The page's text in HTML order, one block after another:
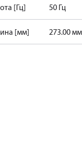
[Гц] 50 Гц
[мм] 273.00 мм